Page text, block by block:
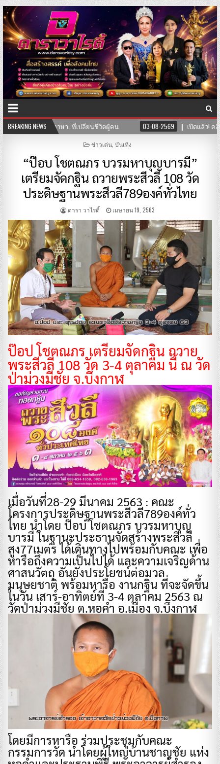
BREAKING NEWS
ษา…ที่เปลี่ยนชีวิตผู้คน 03-08-2569 เปิดแล้ว! คลินิก TNH แพทย์แ
POSTED
ข่าวเด่น บันเทิง
“ป๊อบ โชตณภร บวรมหาบุญบารมี”
เตรียมจัดกฐิน ถวายพระสีวลี 108 วัด
ประดิษฐานพระสีวลี789องค์ทั่วไทย
ดารา วาไรตี้ เมษายน 19, 2563
ป๊อป โชตณภร เตรียมจัดกฐิน ถวาย
พระสีวลี 108 วัด 3-4 ตุลาคม นี้ ณ วัด
ป่าม่วงมีชัย จ.บึงกาฬ
เมื่อวันที่28-29 มีนาคม 2563 : คณะ
โครงการประดิษฐานพระสีวลี789องค์ทั่ว
ไทย นำโดย ป๊อบ โชตณภร บวรมหาบุญ
บารมี ในฐานะประธานจัดสร้างพระสีวลี
สูง77เมตร ได้เดินทางไปพร้อมกับคณะ เพื่อ
หารือถึงความเป็นไปได้ และความเจริญด้าน
ศาสนวัตถุ อันยังประโยชน์ต่อมวล
มนุษยชาติ พร้อมหารือ งานกฐิน ที่จะจัดขึ้น
ในวัน เสาร์-อาทิตย์ที่ 3-4 ตุลาคม 2563 ณ
วัดป่าม่วงมีชัย ต.หอคำ อ.เมือง จ.บึงกาฬ
โดยมีการหารือ ร่วมประชุมกับคณะ
กรรมการวัด นำโดยผู้ใหญ่บ้านชาญชัย แห่ง